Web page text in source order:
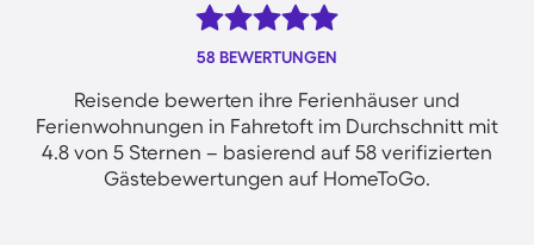
58 BEWERTUNGEN
Reisende bewerten ihre Ferienhäuser und
Ferienwohnungen in Fahretoft im Durchschnitt mit
4.8 von 5 Sternen – basierend auf 58 verifizierten
Gästebewertungen auf HomeToGo.